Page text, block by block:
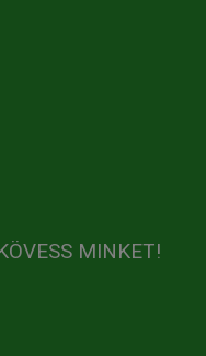
MINKET!